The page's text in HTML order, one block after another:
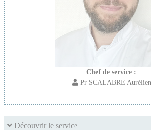
Chef de service :
Pr SCALABRE Aurélien
Découvrir le service